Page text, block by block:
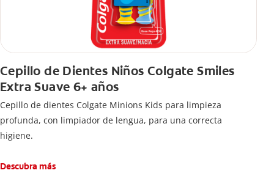
Cepillo de Dientes Niños Colgate Smiles
Extra Suave 6+ años
Cepillo de dientes Colgate Minions Kids para limpieza
profunda, con limpiador de lengua, para una correcta
higiene.
Descubra más